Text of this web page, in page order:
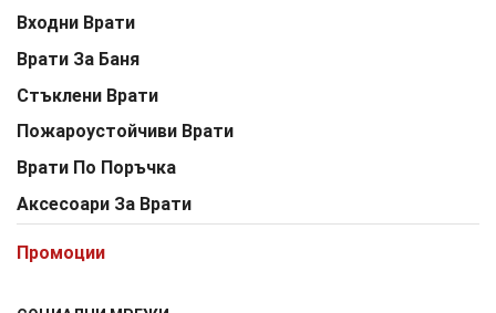
Входни Врати
Врати За Баня
Стъклени Врати
Пожароустойчиви Врати
Врати По Поръчка
Аксесоари За Врати
Промоции